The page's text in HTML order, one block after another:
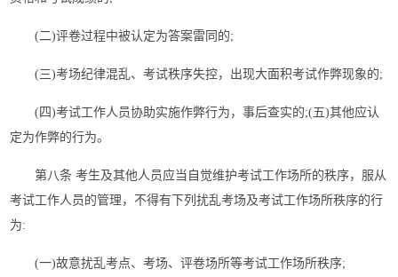
(二)评卷过程中被认定为答案雷同的;
(三)考场纪律混乱、考试秩序失控，出现大面积考试作弊现象的;
(四)考试工作人员协助实施作弊行为，事后查实的;(五)其他应认
定为作弊的行为。
第八条 考生及其他人员应当自觉维护考试工作场所的秩序，服从
考试工作人员的管理，不得有下列扰乱考场及考试工作场所秩序的行
为:
(一)故意扰乱考点、考场、评卷场所等考试工作场所秩序;